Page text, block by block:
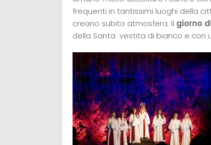
frequenti in tantissimi luoghi della
creano subito atmosfera. Il giorno
della Santa vestita di bianco e con